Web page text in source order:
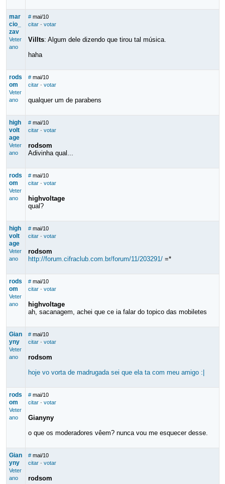
mar
cio_
zav
Veter
ano
# mai/10
citar· votar
Villts: Algum dele dizendo que tirou tal música.
haha
rods
om
Veter
ano
# mai/10
citar· votar
qualquer um de parabens
high
volt
age
Veter
ano
# mai/10
citar· votar
rodsom
Adivinha qual...
rods
om
Veter
ano
# mai/10
citar· votar
highvoltage
qual?
high
volt
age
Veter
ano
# mai/10
citar· votar
rodsom
http://forum.cifraclub.com.br/forum/11/203291/=*
rods
om
Veter
ano
# mai/10
citar· votar
highvoltage
ah, sacanagem, achei que ce ia falar do topico das mobiletes
Gian
yny
Veter
ano
# mai/10
citar· votar
rodsom
hoje vo vorta de madrugada sei que ela ta com meu amigo :|
rods
om
Veter
ano
# mai/10
citar· votar
Gianyny
o que os moderadores vêem? nunca vou me esquecer desse.
Gian
yny
Veter
ano
# mai/10
citar· votar
rodsom